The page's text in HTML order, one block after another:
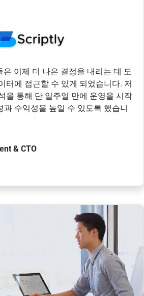
은 이제 더 나은 결정을 내리는 데 도
터에 접근할 수 있게 되었습니다. 저
을 통해 단 일주일 만에 운영을 시작
과 수익성을 높일 수 있도록 했습니
& CTO